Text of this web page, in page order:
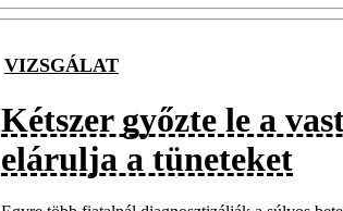
VIZSGÁLAT
Kétszer győzte le a
elárulja a tüneteket